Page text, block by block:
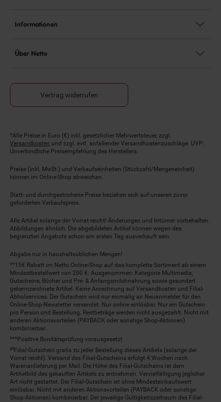
Informationen
Über Netto
Vertrag widerrufen
Fußnoten
*Alle Preise in Euro (€) inkl. gesetzlicher Mehrwertsteuer, zzgl.
Versandkosten und zzgl. evtl. anfallender Versandkostenzuschläge. UVP:
Unverbindliche Preisempfehlung des Herstellers.
Preise (inkl. MwSt.) und Verkaufseinheiten (Stückzahl/Mengeneinheit)
können im Online-Shop abweichen.
Statt- und durchgestrichene Preise beziehen sich auf unseren zuvor
geforderten Verkaufspreis.
Alle Artikel solange der Vorrat reicht! Änderungen und Irrtümer vorbehalten.
Abbildungen ähnlich. Die abgebildeten Artikel können wegen des
begrenzten Angebots schon am ersten Tag ausverkauft sein.
Abgabe nur in haushaltsüblichen Mengen!
**15€ Rabatt im Netto Online-Shop auf das komplette Sortiment ab einem
Mindestbestellwert von 200 €. Ausgenommen: Kategorie Multimedia,
Gutscheine, Bücher und Pre- & Anfangsmilchnahrung sowie gesondert
gekennzeichnete Artikel. Keine Anrechnung auf Versandkosten und Filial-
Abholservices. Der Gutschein wird nur einmalig an Neuanmelder für den
Online-Shop-Newsletter versendet. Nur online einlösbar. Nur ein Gutschein
pro Person und Bestellung. Restbeträge werden nicht ausgezahlt. Nicht mit
anderen Aktionsvorteilen (PAYBACK oder sonstige Shop-Aktionen)
kombinierbar.
***Positive Bonitätsprüfung vorausgesetzt
²⁰Filial-Gutschein gratis zu jeder Bestellung dieses Artikels (solange der
Vorrat reicht). Versand des Filial-Gutscheins erfolgt 4 Wochen nach
Warenanlieferung per Mail. Die Höhe des Filial-Gutscheins ist dem
Artikelbild des gekauften Artikels zu entnehmen. Vervielfältigung jeglicher
Art nicht gestattet. Der Filial-Gutschein ist ohne Mindesteinkaufswert
einlösbar. Nicht mit anderen Aktionsvorteilen (PAYBACK oder sonstige
Shop-Aktionen) kombinierbar. Der jeweilige Gültigkeitszeitraum des Filial-